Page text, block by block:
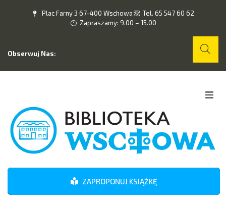
Plac Farny 3 67-400 Wschowa
Tel. 65 547 60 62
Zapraszamy: 9.00 – 15.00
Obserwuj Nas:
O nas
Wydarzenia
Kontakt
ZAPROPONUJ KSIĄŻKĘ